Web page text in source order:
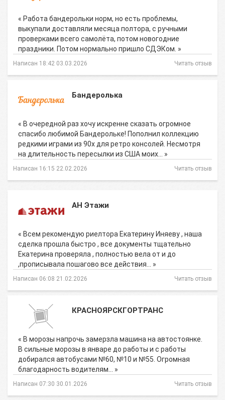
« Работа бандерольки норм, но есть проблемы,
выкупали доставляли месяца полтора, с ручными
проверками всего самолёта, потом новогодние
праздники. Потом нормально пришло СДЭКом. »
Написан 18:42 03.03.2026 Читать отзыв
Бандеролька
« В очередной раз хочу искренне сказать огромное
спасибо любимой Бандерольке! Пополнил коллекцию
редкими играми из 90х для ретро консолей. Несмотря
на длительность пересылки из США моих… »
Написан 16:15 22.02.2026 Читать отзыв
АН Этажи
« Всем рекомендую риелтора Екатерину Иняеву , наша
сделка прошла быстро , все документы тщательно
Екатерина проверяла , полностью вела от и до
,прописывала пошагово все действия… »
Написан 06:08 21.02.2026 Читать отзыв
КРАСНОЯРСКГОРТРАНС
« В морозы напрочь замерзла машина на автостоянке.
В сильные морозы в январе до работы и с работы
добирался автобусами №60, №10 и №55. Огромная
благодарность водителям… »
Написан 07:30 30.01.2026 Читать отзыв